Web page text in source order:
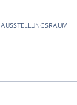
AUSSTELLUNGSRAUM